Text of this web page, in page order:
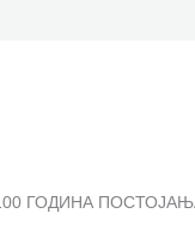
ГОДИНА